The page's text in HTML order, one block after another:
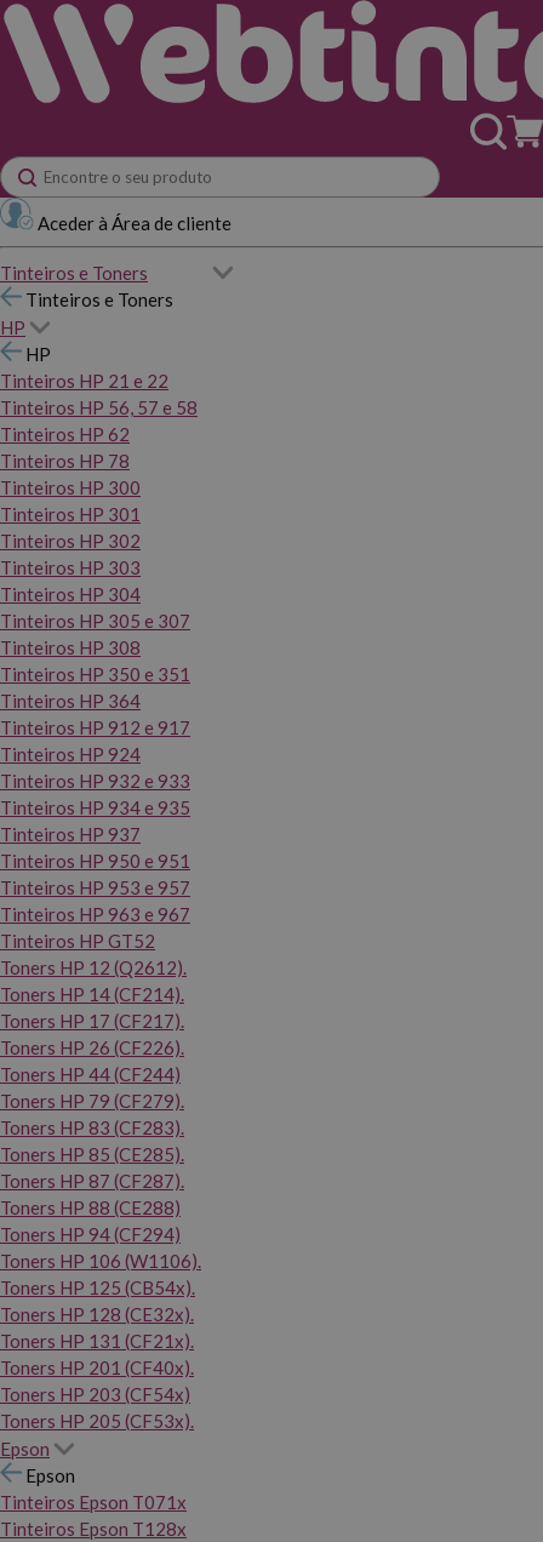
Aceder à Área de cliente
Tinteiros e Toners
Tinteiros e Toners
HP
HP
Tinteiros HP 21 e 22
Tinteiros HP 56, 57 e 58
Tinteiros HP 62
Tinteiros HP 78
Tinteiros HP 300
Tinteiros HP 301
Tinteiros HP 302
Tinteiros HP 303
Tinteiros HP 304
Tinteiros HP 305 e 307
Tinteiros HP 308
Tinteiros HP 350 e 351
Tinteiros HP 364
Tinteiros HP 912 e 917
Tinteiros HP 924
Tinteiros HP 932 e 933
Tinteiros HP 934 e 935
Tinteiros HP 937
Tinteiros HP 950 e 951
Tinteiros HP 953 e 957
Tinteiros HP 963 e 967
Tinteiros HP GT52
Toners HP 12 (Q2612).
Toners HP 14 (CF214).
Toners HP 17 (CF217).
Toners HP 26 (CF226).
Toners HP 44 (CF244)
Toners HP 79 (CF279).
Toners HP 83 (CF283).
Toners HP 85 (CE285).
Toners HP 87 (CF287).
Toners HP 88 (CE288)
Toners HP 94 (CF294)
Toners HP 106 (W1106).
Toners HP 125 (CB54x).
Toners HP 128 (CE32x).
Toners HP 131 (CF21x).
Toners HP 201 (CF40x).
Toners HP 203 (CF54x)
Toners HP 205 (CF53x).
Epson
Epson
Tinteiros Epson T071x
Tinteiros Epson T128x